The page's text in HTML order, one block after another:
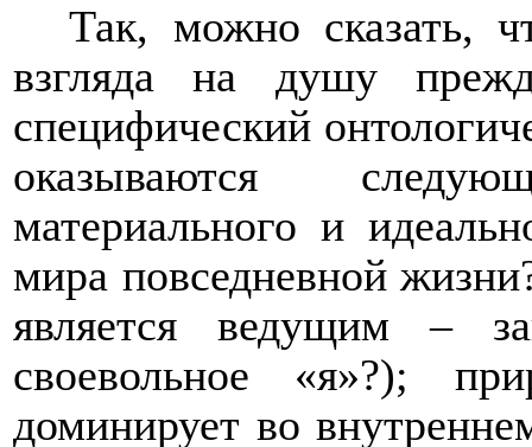
Так, можно сказать,
взгляда на душу
специфический
оказываются
материального и
мира повседневной
является ведущим –
своевольное «я»?);
доминирует во